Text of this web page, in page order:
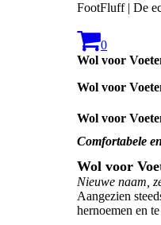
FootFluff | De
0
Wol voor
Wol voor
Wol voor
Comfortabele
Wol voor
Nieuwe naam,
Aangezien
hernoemen en